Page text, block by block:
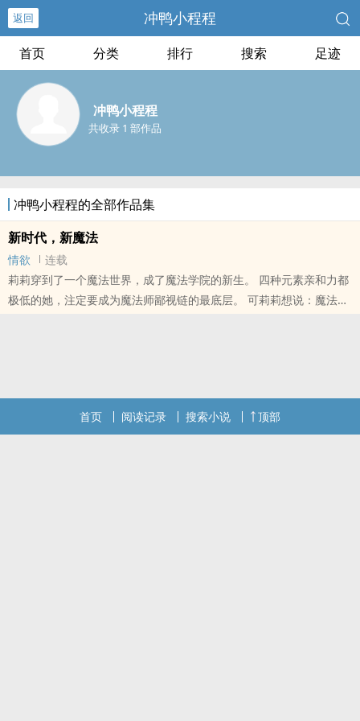
返回 冲鸭小程程
首页 分类 排行 搜索 足迹
冲鸭小程程
共收录 1 部作品
冲鸭小程程的全部作品集
新时代，新魔法
情欲
连载
莉莉穿到了一个魔法世界，成了魔法学院的新生。 四种元素亲和力都
极低的她，注定要成为魔法师鄙视链的最底层。 可莉莉想说：魔法岂
首页 阅读记录 搜索小说 顶部